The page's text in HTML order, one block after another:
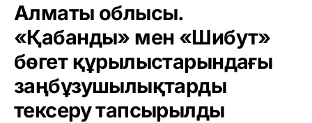
Алматы облысы.
«Қабанды» мен «Шибут»
бөгет құрылыстарындағы
заңбұзушылықтарды
тексеру тапсырылды